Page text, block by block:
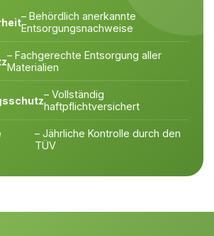
– Behördlich anerkannte
Entsorgungsnachweise
– Fachgerechte Entsorgung aller
Materialien
– Vollständig
haftpflichtversichert
– Jährliche Kontrolle durch den
TÜV